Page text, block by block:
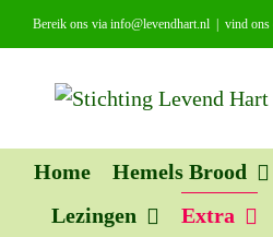
naar
Bereik ons via info@levendhart.nl vind ons
Home Hemels Brood
Lezingen
Extra